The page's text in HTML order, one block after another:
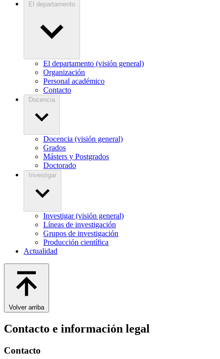
El departamento
El departamento (visión general)
Organización
Personal académico
Contacto
Docencia
Docencia (visión general)
Grados
Másters y Postgrados
Doctorado
Investigar
Investigar (visión general)
Líneas de investigación
Grupos de investigación
Producción científica
Actualidad
Volver arriba
Contacto e información legal
Contacto